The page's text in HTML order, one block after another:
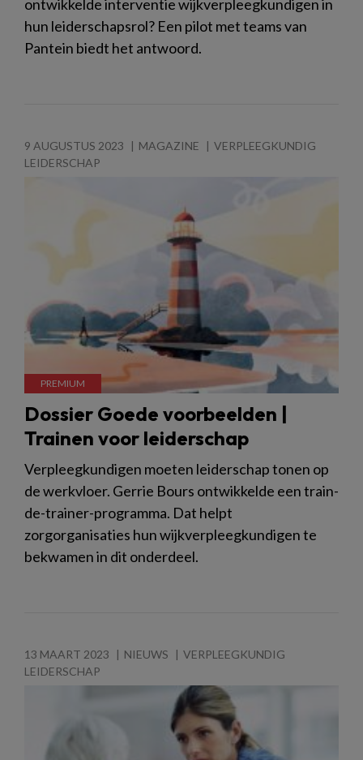
ontwikkelde interventie wijkverpleegkundigen in
hun leiderschapsrol? Een pilot met teams van
Pantein biedt het antwoord.
9 AUGUSTUS 2023 MAGAZINE
VERPLEEGKUNDIG
LEIDERSCHAP
Dossier Goede voorbeelden |
Trainen voor leiderschap
Verpleegkundigen moeten leiderschap tonen op
de werkvloer. Gerrie Bours ontwikkelde een train-
de-trainer-programma. Dat helpt
zorgorganisaties hun wijkverpleegkundigen te
bekwamen in dit onderdeel.
13 MAART 2023 NIEUWS
VERPLEEGKUNDIG
LEIDERSCHAP